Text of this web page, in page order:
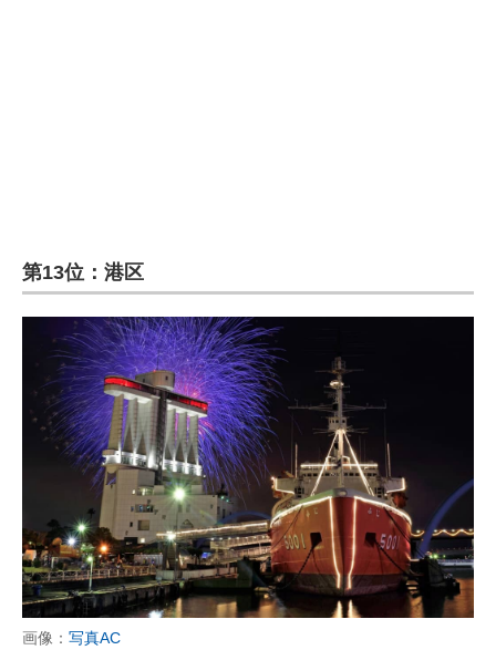
エネルギーの専門メディア
ちょっと気になるネットの話題
第13位：港区
画像： 写真AC